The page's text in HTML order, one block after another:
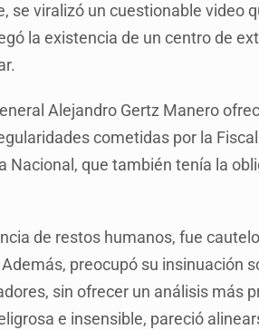
se viralizó un cuestionable video
la existencia de un centro de
Alejandro Gertz Manero
cometidas por la
Nacional, que también tenía la
de restos humanos, fue
preocupó su insinuación
sin ofrecer un análisis más
e insensible, pareció